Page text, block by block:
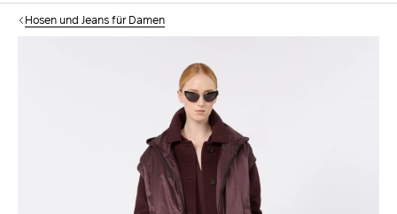
Hosen und Jeans für Damen